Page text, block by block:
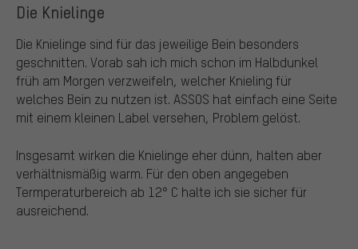
Die Knielinge
Die Knielinge sind für das jeweilige Bein besonders
geschnitten. Vorab sah ich mich schon im Halbdunkel
früh am Morgen verzweifeln, welcher Knieling für
welches Bein zu nutzen ist. ASSOS hat einfach eine Seite
mit einem kleinen Label versehen, Problem gelöst.
Insgesamt wirken die Knielinge eher dünn, halten aber
verhältnismäßig warm. Für den oben angegeben
Termperaturbereich ab 12° C halte ich sie sicher für
ausreichend.